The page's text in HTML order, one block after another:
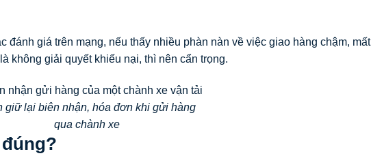
đánh giá trên mạng, nếu thấy nhiều phàn nàn về việc giao hàng chậm, mất
không giải quyết khiếu nại, thì nên cẩn trọng.
giữ lại biên nhận, hóa đơn khi gửi hàng
qua chành xe